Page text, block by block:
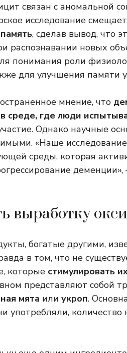
связан с аномальной
исследование
, сделав вывод, что
распознавании новых
понимания роли
для улучшения памяти
мнение, что
среде, где люди
Однако научные
«Наше
среды, которая
выработку
богатые другими,
в том, что не
которые стимулировать
представляют собой
мята или укроп.
употребляли,